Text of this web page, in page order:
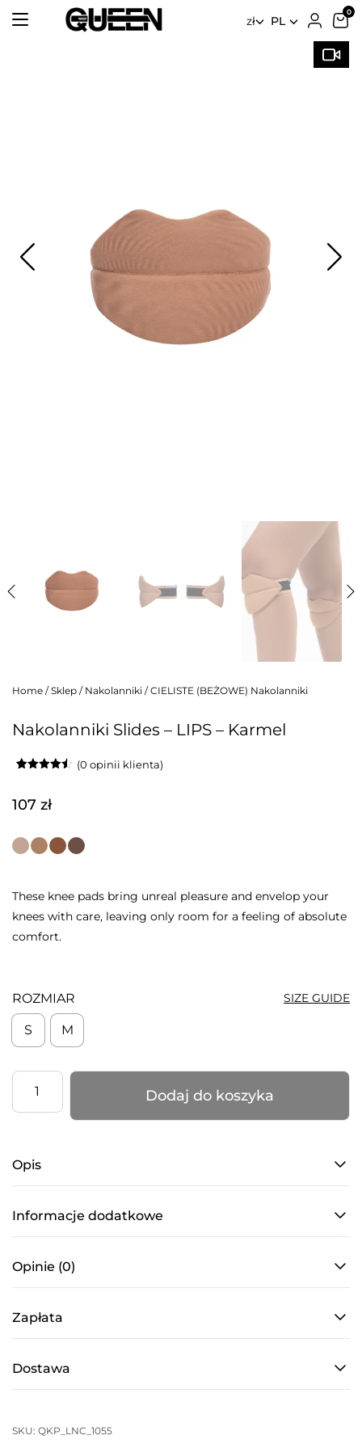
zł PL
Home / Sklep / Nakolanniki / CIELISTE (BEŻOWE) Nakolanniki
Nakolanniki Slides – LIPS – Karmel
na
podstawie
(0 opinii klienta)
107 zł
These knee pads bring unreal pleasure and envelop your
knees with care, leaving only room for a feeling of absolute
comfort.
SIZE GUIDE
ROZMIAR
S M
LIPS
–
Karmel
Dodaj do koszyka
Opis
Informacje dodatkowe
Opinie (0)
Zapłata
Dostawa
SKU: QKP_LNC_1055